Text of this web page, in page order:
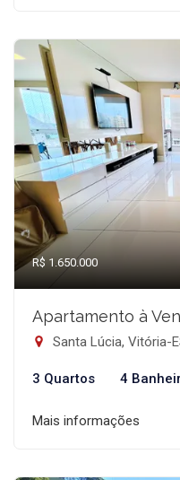
R$ 1.650.000
Apartamento à
Santa Lúcia, Vitória-
3 Quartos 4
Mais informações